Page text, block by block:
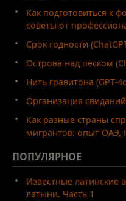
Как подготовиться к
советы от
Срок годности
Острова над песком
Нить гравитона (GPT-
Организация
Как разные страны
мигрантов: опыт
ПОПУЛЯРНОЕ
Известные
латыни. Часть 1